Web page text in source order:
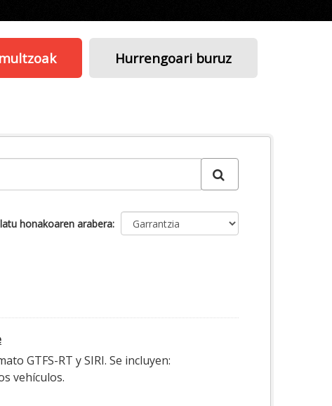
Hurrengoari buruz
honakoaren arabera
GTFS-RT y SIRI. Se incluyen:
vehículos.